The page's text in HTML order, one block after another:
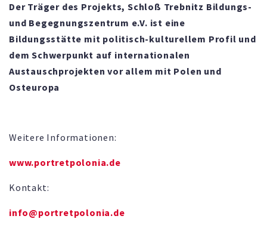
Der Träger des Projekts, Schloß Trebnitz Bildungs-
und Begegnungszentrum e.V. ist eine
Bildungsstätte mit politisch-kulturellem Profil und
dem Schwerpunkt auf internationalen
Austauschprojekten vor allem mit Polen und
Osteuropa
Weitere Informationen:
www.portretpolonia.de
Kontakt:
info@portretpolonia.de